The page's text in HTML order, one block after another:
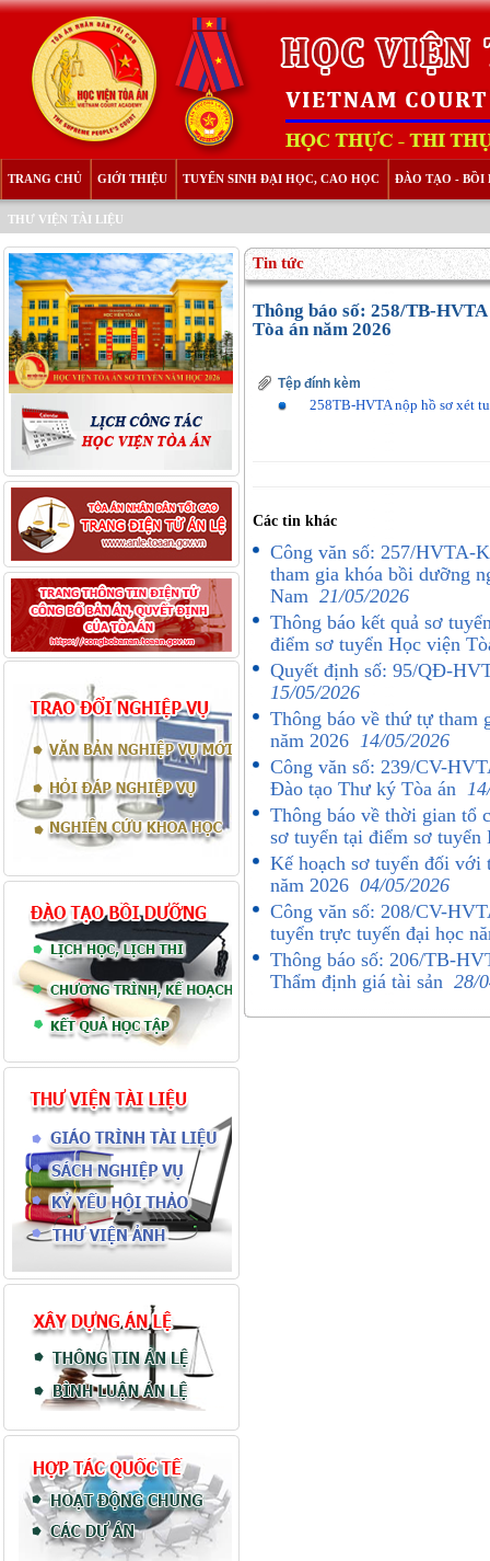
TRANG CHỦ GIỚI THIỆU TUYỂN SINH ĐẠI HỌC, CAO HỌC ĐÀO TẠO - BỒI
THƯ VIỆN TÀI LIỆU
Tin tức
Thông báo số: 258/TB-
Tòa án năm 2026
Tệp đính kèm
258TB-HVTA nộp hồ sơ xét
Các tin khác
Công văn số: 257/HVTA-
tham gia khóa bồi dưỡng
Nam 21/05/2026
Thông báo kết quả sơ
điểm sơ tuyển Học viện
Quyết định số: 95/QĐ-
15/05/2026
Thông báo về thứ tự tham
năm 2026 14/05/2026
Công văn số: 239/CV-
Đào tạo Thư ký Tòa án
Thông báo về thời gian tổ
sơ tuyển tại điểm sơ
Kế hoạch sơ tuyển đối với
năm 2026 04/05/2026
Công văn số: 208/CV-
tuyển trực tuyến đại học
Thông báo số: 206/TB-
Thẩm định giá tài sản 28/